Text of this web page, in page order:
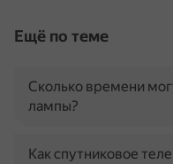
Ещё по теме
Сколько времени
лампы?
Как спутниковое